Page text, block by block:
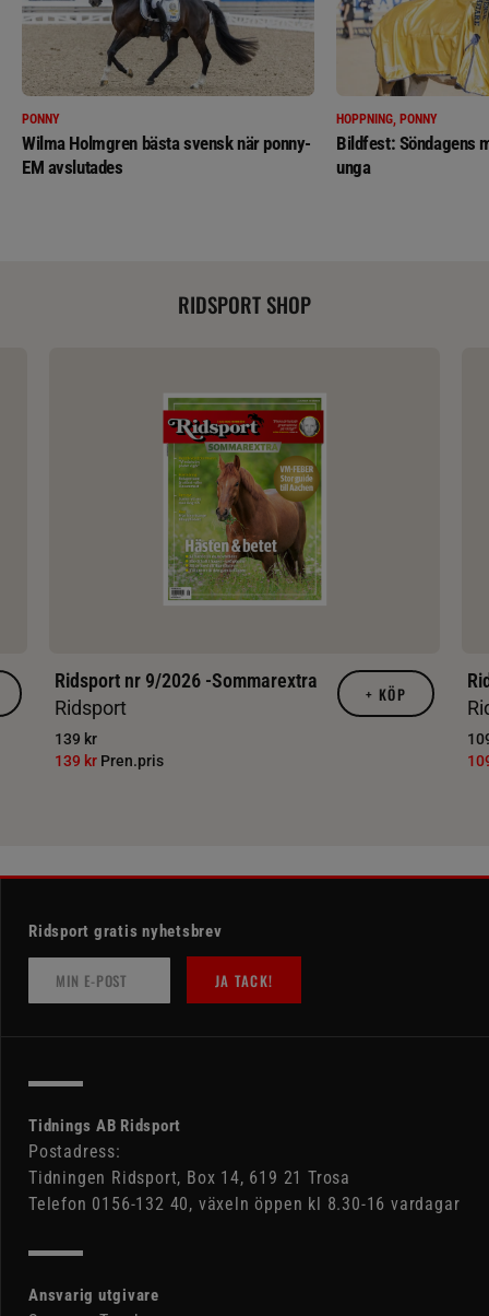
PONNY
Wilma Holmgren bästa svensk när ponny-
EM avslutades
HOPPNING, PONNY
Bildfest: Söndagens
unga
RIDSPORT SHOP
Ridsport nr 9/2026 -Sommarextra
Ridsport
139 kr
139 kr Pren.pris
+ KÖP
Ridsport gratis nyhetsbrev
JA TACK!
Tidnings AB Ridsport
Postadress:
Tidningen Ridsport, Box 14, 619 21 Trosa
Telefon 0156-132 40, växeln öppen kl 8.30-16 vardagar
Ansvarig utgivare